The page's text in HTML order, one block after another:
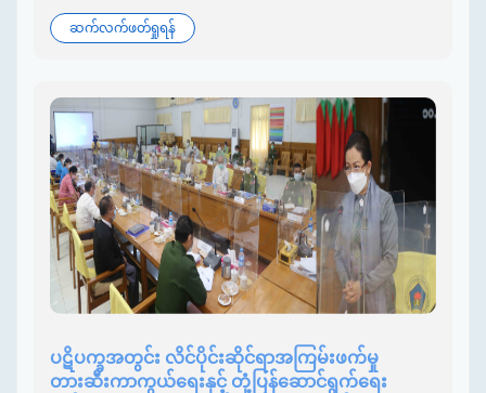
ဆက်လက်ဖတ်ရှုရန်
ပဋိပက္ခအတွင်း လိင်ပိုင်းဆိုင်ရာအကြမ်းဖက်မှု
တားဆီးကာကွယ်ရေးနှင့် တုံ့ပြန်ဆောင်ရွက်ရေး